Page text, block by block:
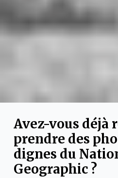
Avez-vous déjà
prendre des
dignes du
Geographic ?